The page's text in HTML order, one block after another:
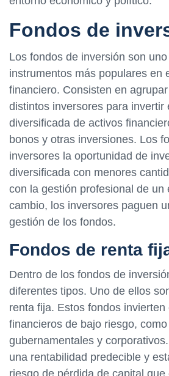
Fondos de
Los fondos de inversión son
instrumentos más populares en
financiero. Consisten en
distintos inversores para invertir
diversificada de activos
bonos y otras inversiones. Los
inversores la oportunidad de
diversificada con menores
con la gestión profesional de un
cambio, los inversores paguen
gestión de los fondos.
Fondos de renta
Dentro de los fondos de
diferentes tipos. Uno de ellos
renta fija. Estos fondos invierten
financieros de bajo riesgo,
gubernamentales y
una rentabilidad predecible y
riesgo de pérdida de capital